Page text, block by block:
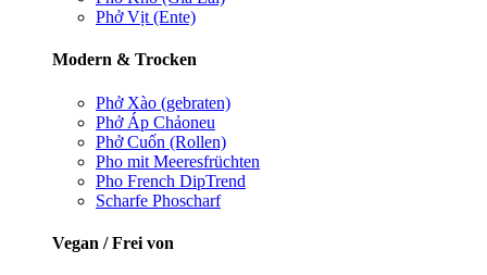
Phở Vịt (Ente)
Modern & Trocken
Phở Xào (gebraten)
Phở Áp Chảoneu
Phở Cuốn (Rollen)
Pho mit Meeresfrüchten
Pho French DipTrend
Scharfe Phoscharf
Vegan / Frei von